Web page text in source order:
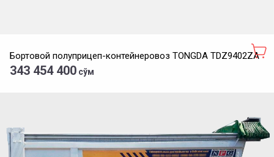
Бортовой полуприцеп-контейнеровоз TONGDA TDZ9402ZA
343 454 400 сўм